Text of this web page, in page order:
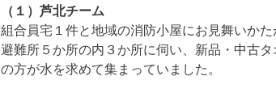
（１）芦北チーム
組合員宅１件と地域の消防小屋にお見舞いか
避難所５か所の内３か所に伺い、新品・中古
の方が水を求めて集まっていました。